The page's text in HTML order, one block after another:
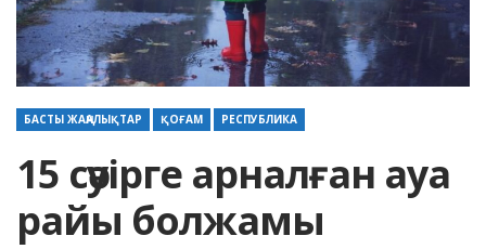
БАСТЫ ЖАҢАЛЫҚТАР ҚОҒАМ РЕСПУБЛИКА
15 сәуірге арналған ауа
райы болжамы